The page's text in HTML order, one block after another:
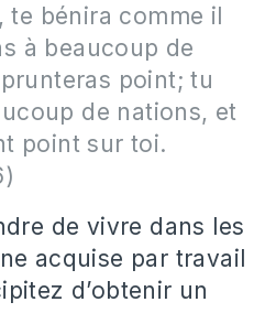
te bénira comme il
à beaucoup de
point; tu
de nations, et
point sur toi.
de vivre dans les
acquise par travail
d’obtenir un